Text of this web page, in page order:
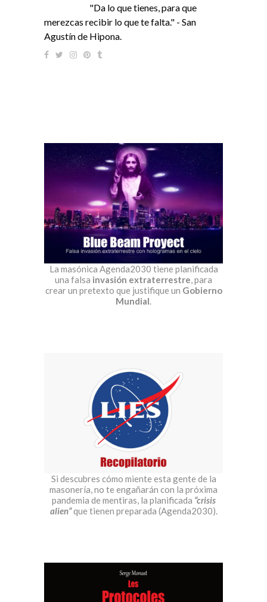
"Da lo que tienes, para que
merezcas recibir lo que te falta." - San
Agustín de Hipona.
La masónica Agenda2030 tiene planificada
una falsa invasión extraterrestre, para
crear un pretexto que justifique un Gobierno
Mundial.
Si descubres cómo miente esta gente de la
masonería, no te engañarán con la próxima
pandemia de mentiras, la planificada “crisis
alien”que tienen preparada (Agenda2030).